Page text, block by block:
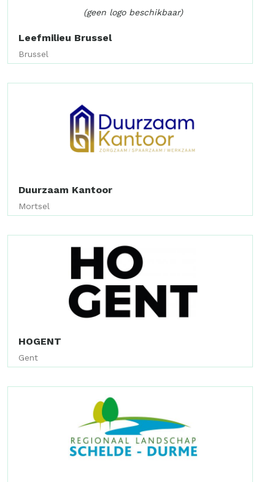
(geen logo beschikbaar)
Leefmilieu Brussel
Brussel
Duurzaam Kantoor
Mortsel
HOGENT
Gent